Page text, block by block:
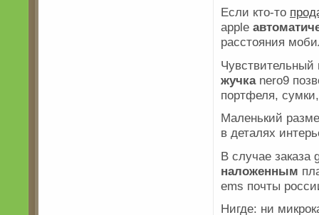
Если кто-то
apple
расстояния
жучкаnero9
портфеля,
Маленький
в деталях
В случае
наложенным
ems почты
Нигде: ни